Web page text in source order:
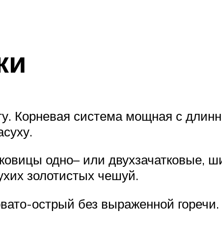
Корневая система мощная с
одно– или двухзачатковые,
золотистых чешуй.
острый без выраженной горечи.